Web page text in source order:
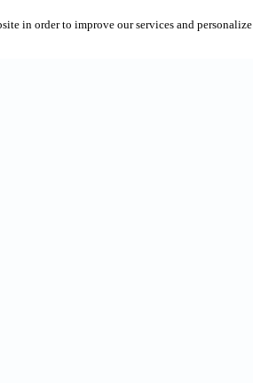
in order to improve our services and personalize